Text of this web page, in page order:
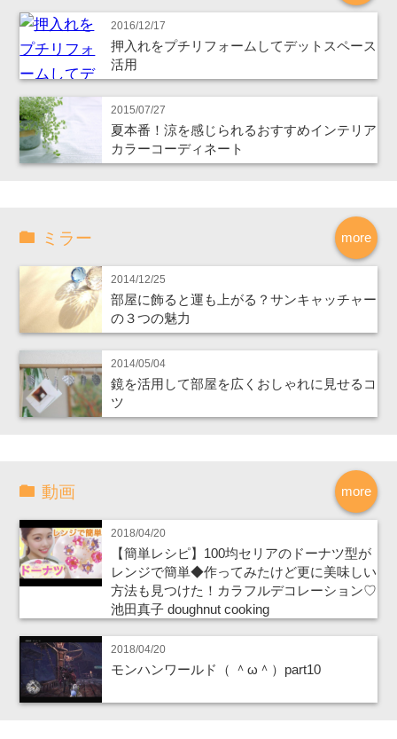
2016/12/17
押入れをプチリフォームしてデットスペース
活用
2015/07/27
夏本番！涼を感じられるおすすめインテリア
カラーコーディネート
more
ミラー
2014/12/25
部屋に飾ると運も上がる？サンキャッチャー
の３つの魅力
2014/05/04
鏡を活用して部屋を広くおしゃれに見せるコ
ツ
more
動画
2018/04/20
【簡単レシピ】100均セリアのドーナツ型が
レンジで簡単◆作ってみたけど更に美味しい
方法も見つけた！カラフルデコレーション♡
池田真子 doughnut cooking
2018/04/20
モンハンワールド（ ＾ω＾）part10